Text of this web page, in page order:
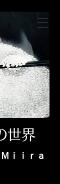
世界
ｉｉｒａ